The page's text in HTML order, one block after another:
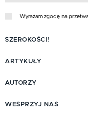
Wyrażam zgodę na
SZEROKOŚCI!
ARTYKUŁY
AUTORZY
WESPRZYJ NAS